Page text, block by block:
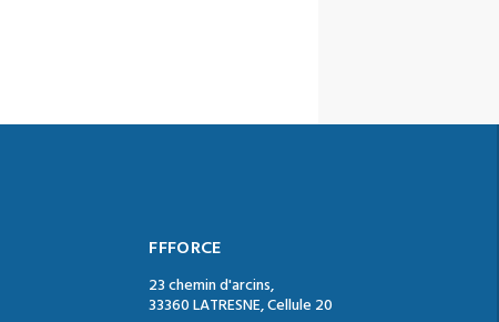
FFFORCE
23 chemin d'arcins,
33360 LATRESNE, Cellule 20